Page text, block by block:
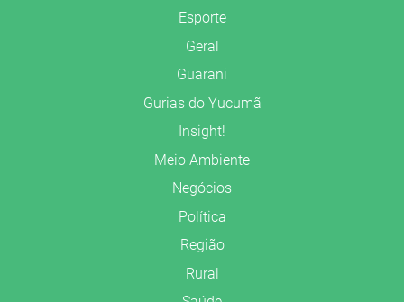
Esporte
Geral
Guarani
Gurias do Yucumã
Insight!
Meio Ambiente
Negócios
Política
Região
Rural